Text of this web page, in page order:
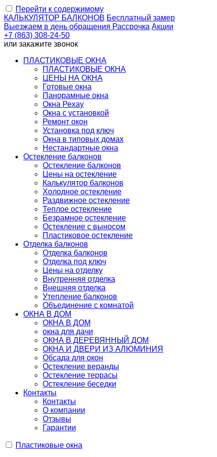
Перейти к содержимому
КАЛЬКУЛЯТОР БАЛКОНОВ Бесплатный замер
Выезжаем в день обращения Рассрочка Акции
+7 (863) 308-24-50
или закажите звонок
ПЛАСТИКОВЫЕ ОКНА
ПЛАСТИКОВЫЕ ОКНА
ЦЕНЫ НА ОКНА
Готовые окна
Панорамные окна
Окна Рехау
Окна с установкой
Ремонт окон
Установка под ключ
Окна в типовых домах
Нестандартные окна
Остекление балконов
Остекление балконов
Цены на остекление
Калькулятор балконов
Холодное остекление
Раздвижное остекление
Теплое остекление
Безрамное остекление
Остекление с выносом
Пластиковое остекление
Отделка балконов
Отделка балконов
Отделка под ключ
Цены на отделку
Внутренняя отделка
Внешняя отделка
Утепление балконов
Объединение с комнатой
ОКНА В ДОМ
ОКНА В ДОМ
окна для дачи
ОКНА В ДЕРЕВЯННЫЙ ДОМ
ОКНА И ДВЕРИ ИЗ АЛЮМИНИЯ
Обсада для окон
Остекление веранды
Остекление террасы
Остекление беседки
Контакты
Контакты
О компании
Отзывы
Гарантии
Пластиковые окна